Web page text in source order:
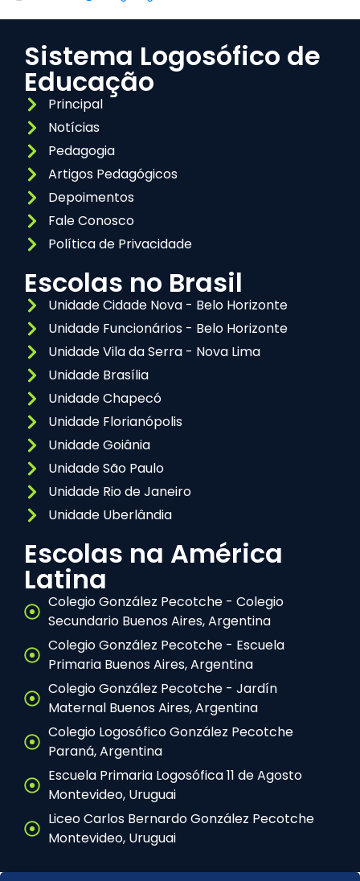
Sistema Logosófico de
Educação
Principal
Notícias
Pedagogia
Artigos Pedagógicos
Depoimentos
Fale Conosco
Política de Privacidade
Escolas no Brasil
Unidade Cidade Nova - Belo Horizonte
Unidade Funcionários - Belo Horizonte
Unidade Vila da Serra - Nova Lima
Unidade Brasília
Unidade Chapecó
Unidade Florianópolis
Unidade Goiânia
Unidade São Paulo
Unidade Rio de Janeiro
Unidade Uberlândia
Escolas na América
Latina
Colegio González Pecotche - Colegio
Secundario Buenos Aires, Argentina
Colegio González Pecotche - Escuela
Primaria Buenos Aires, Argentina
Colegio González Pecotche - Jardín
Maternal Buenos Aires, Argentina
Colegio Logosófico González Pecotche
Paraná, Argentina
Escuela Primaria Logosófica 11 de Agosto
Montevideo, Uruguai
Liceo Carlos Bernardo González Pecotche
Montevideo, Uruguai